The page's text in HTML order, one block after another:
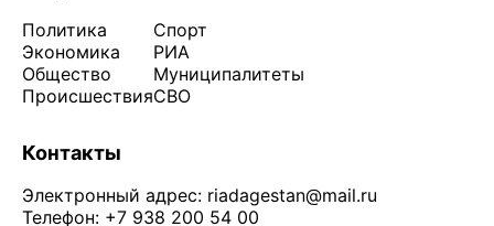
Политика
Экономика
Общество
Происшествия
Спорт
РИА
Муниципалитеты
СВО
Контакты
Электронный адрес: riadagestan@mail.ru
Телефон: +7 938 200 54 00